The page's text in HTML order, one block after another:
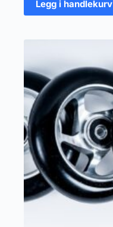
Legg i handlekurv